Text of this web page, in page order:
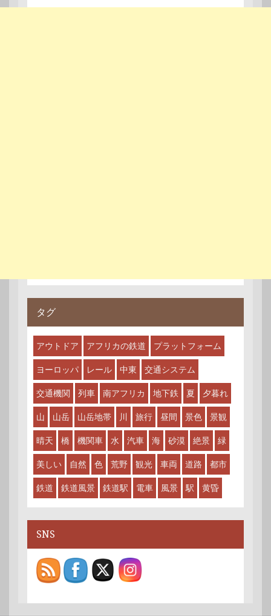
タグ
アウトドア アフリカの鉄道 プラットフォーム
ヨーロッパ レール 中東 交通システム
交通機関 列車 南アフリカ 地下鉄 夏 夕暮れ
山 山岳 山岳地帯 川 旅行 昼間 景色 景観
晴天 橋 機関車 水 汽車 海 砂漠 絶景 緑
美しい 自然 色 荒野 観光 車両 道路 都市
鉄道 鉄道風景 鉄道駅 電車 風景 駅 黄昏
SNS